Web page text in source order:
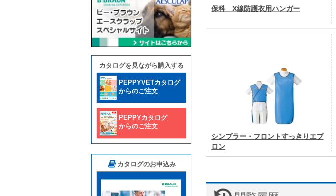
カタログを見ながら購入する
PEPPYVETカタログ
からのご注文
PEPPYカタログ
からのご注文
カタログのお申込み
保科 X線防護衣用ハンガー
シンプラー・フロントすっきりエプ
ロン